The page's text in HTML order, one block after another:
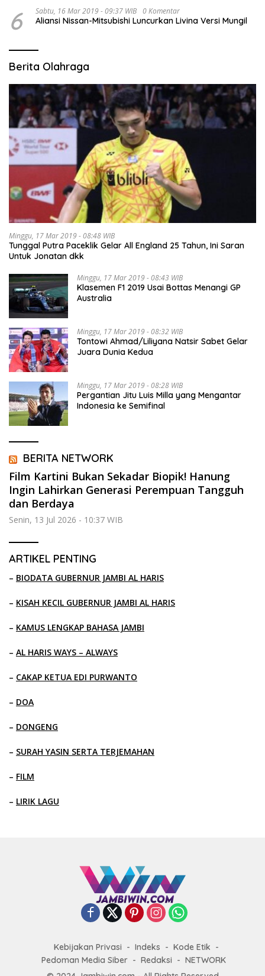
6 Sabtu, 16 Mar 2019 - 09:37 WIB 0 Komentar
Aliansi Nissan-Mitsubishi Luncurkan Livina Versi Mungil
Berita Olahraga
Minggu, 17 Mar 2019 - 08:48 WIB
Tunggal Putra Paceklik Gelar All England 25 Tahun, Ini Saran
Untuk Jonatan dkk
Minggu, 17 Mar 2019 - 08:43 WIB
Klasemen F1 2019 Usai Bottas Menangi GP
Australia
Minggu, 17 Mar 2019 - 08:32 WIB
Tontowi Ahmad/Liliyana Natsir Sabet Gelar
Juara Dunia Kedua
Minggu, 17 Mar 2019 - 08:28 WIB
Pergantian Jitu Luis Milla yang Mengantar
Indonesia ke Semifinal
BERITA NETWORK
Film Kartini Bukan Sekadar Biopik! Hanung
Ingin Lahirkan Generasi Perempuan Tangguh
dan Berdaya
Senin, 13 Jul 2026 - 10:37 WIB
ARTIKEL PENTING
– BIODATA GUBERNUR JAMBI AL HARIS
– KISAH KECIL GUBERNUR JAMBI AL HARIS
– KAMUS LENGKAP BAHASA JAMBI
– AL HARIS WAYS – ALWAYS
– CAKAP KETUA EDI PURWANTO
– DOA
– DONGENG
– SURAH YASIN SERTA TERJEMAHAN
– FILM
– LIRIK LAGU
Kebijakan Privasi Indeks
Kode Etik
Pedoman Media Siber
Redaksi
NETWORK